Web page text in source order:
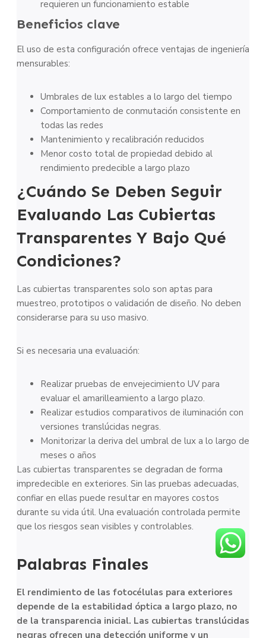
requieren un funcionamiento estable
Beneficios clave
El uso de esta configuración ofrece ventajas de ingeniería
mensurables:
Umbrales de lux estables a lo largo del tiempo
Comportamiento de conmutación consistente en
todas las redes
Mantenimiento y recalibración reducidos
Menor costo total de propiedad debido al
rendimiento predecible a largo plazo
¿Cuándo Se Deben Seguir
Evaluando Las Cubiertas
Transparentes Y Bajo Qué
Condiciones?
Las cubiertas transparentes solo son aptas para
muestreo, prototipos o validación de diseño. No deben
considerarse para su uso masivo.
Si es necesaria una evaluación:
Realizar pruebas de envejecimiento UV para
evaluar el amarilleamiento a largo plazo.
Realizar estudios comparativos de iluminación con
versiones translúcidas negras.
Monitorizar la deriva del umbral de lux a lo largo de
meses o años
Las cubiertas transparentes se degradan de forma
impredecible en exteriores. Sin las pruebas adecuadas,
confiar en ellas puede resultar en mayores costos
durante su vida útil. Una evaluación controlada permite
que los riesgos sean visibles y controlables.
Palabras Finales
El rendimiento de las fotocélulas para exteriores
depende de la estabilidad óptica a largo plazo, no
de la transparencia inicial. Las cubiertas translúcidas
negras ofrecen una detección uniforme y un